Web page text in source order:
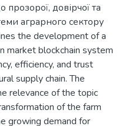
довірчої та
аграрного сектору
the development of a
market blockchain system
efficiency, and trust
supply chain. The
relevance of the topic
of the farm
growing demand for